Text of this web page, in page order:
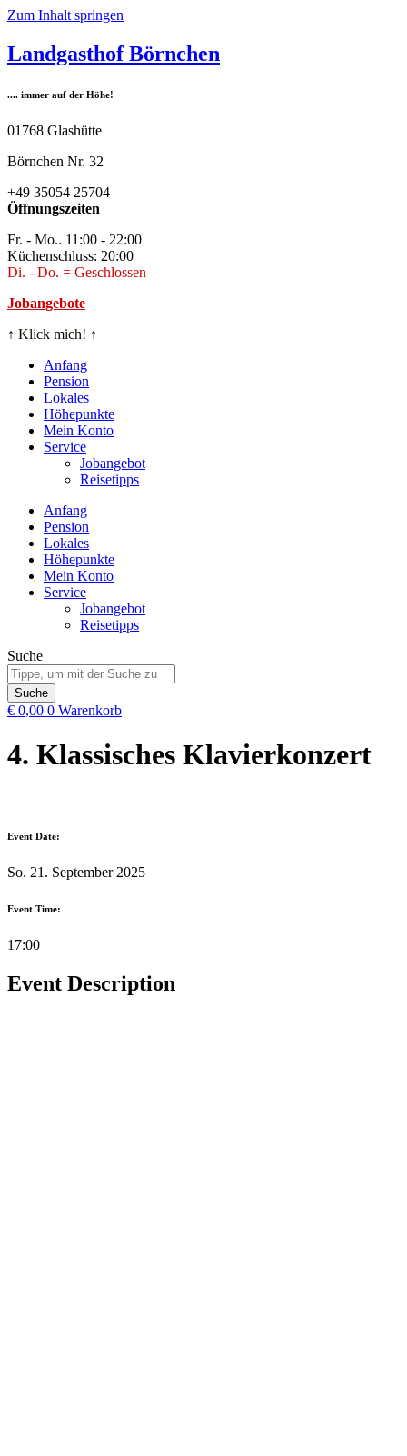
Zum Inhalt springen
Landgasthof Börnchen
.... immer auf der Höhe!
01768 Glashütte
Börnchen Nr. 32
+49 35054 25704
Öffnungszeiten
Fr. - Mo.. 11:00 - 22:00
Küchenschluss: 20:00
Di. - Do. = Geschlossen
Jobangebote
↑ Klick mich! ↑
Anfang
Pension
Lokales
Höhepunkte
Mein Konto
Service
Jobangebot
Reisetipps
Anfang
Pension
Lokales
Höhepunkte
Mein Konto
Service
Jobangebot
Reisetipps
Suche
Suche
€ 0,00 0 Warenkorb
4. Klassisches Klavierkonzert
Event Date:
So. 21. September 2025
Event Time:
17:00
Event Description